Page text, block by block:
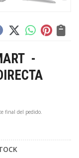
-
final del pedido.